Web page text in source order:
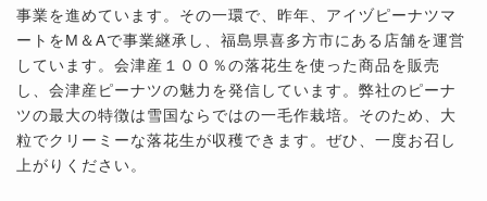
事業を進めています。その一環で、昨年、アイヅピーナツマ
ートをM＆Aで事業継承し、福島県喜多方市にある店舗を運営
しています。会津産１００％の落花生を使った商品を販売
し、会津産ピーナツの魅力を発信しています。弊社のピーナ
ツの最大の特徴は雪国ならではの一毛作栽培。そのため、大
粒でクリーミーな落花生が収穫できます。ぜひ、一度お召し
上がりください。